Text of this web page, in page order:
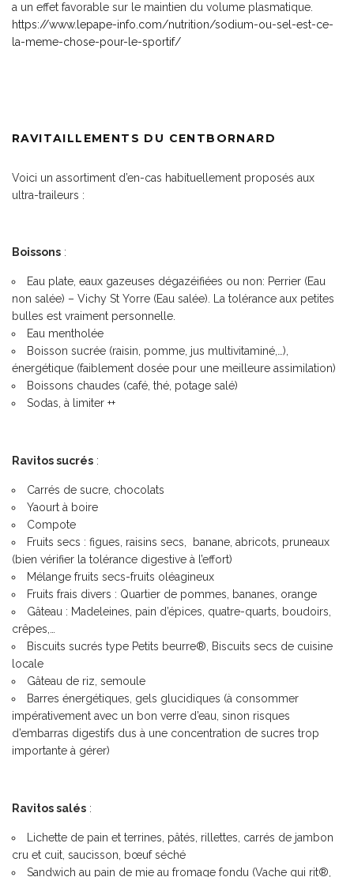
a un effet favorable sur le maintien du volume plasmatique.
https://www.lepape-info.com/nutrition/sodium-ou-sel-est-ce-
la-meme-chose-pour-le-sportif/
RAVITAILLEMENTS DU CENTBORNARD
Voici un assortiment d’en-cas habituellement proposés aux
ultra-traileurs :
Boissons :
Eau plate, eaux gazeuses dégazéifiées ou non: Perrier (Eau
non salée) – Vichy St Yorre (Eau salée). La tolérance aux petites
bulles est vraiment personnelle.
Eau mentholée
Boisson sucrée (raisin, pomme, jus multivitaminé,…),
énergétique (faiblement dosée pour une meilleure assimilation)
Boissons chaudes (café, thé, potage salé)
Sodas, à limiter ++
Ravitos sucrés :
Carrés de sucre, chocolats
Yaourt à boire
Compote
Fruits secs : figues, raisins secs, banane, abricots, pruneaux
(bien vérifier la tolérance digestive à l’effort)
Mélange fruits secs-fruits oléagineux
Fruits frais divers : Quartier de pommes, bananes, orange
Gâteau : Madeleines, pain d’épices, quatre-quarts, boudoirs,
crêpes,…
Biscuits sucrés type Petits beurre®, Biscuits secs de cuisine
locale
Gâteau de riz, semoule
Barres énergétiques, gels glucidiques (à consommer
impérativement avec un bon verre d’eau, sinon risques
d’embarras digestifs dus à une concentration de sucres trop
importante à gérer)
Ravitos salés :
Lichette de pain et terrines, pâtés, rillettes, carrés de jambon
cru et cuit, saucisson, bœuf séché
Sandwich au pain de mie au fromage fondu (Vache qui rit®,